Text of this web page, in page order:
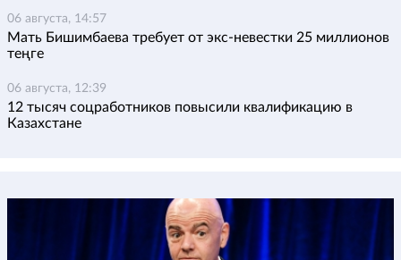
06 августа, 14:57
Мать Бишимбаева требует от экс-невестки 25 миллионов
теңге
06 августа, 12:39
12 тысяч соцработников повысили квалификацию в
Казахстане